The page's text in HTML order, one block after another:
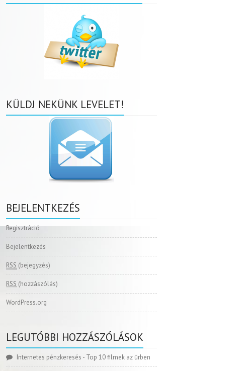
KÜLDJ NEKÜNK LEVELET!
BEJELENTKEZÉS
Regisztráció
Bejelentkezés
RSS (bejegyzés)
RSS (hozzászólás)
WordPress.org
LEGUTÓBBI HOZZÁSZÓLÁSOK
Internetes pénzkeresés - Top 10 filmek az űrben